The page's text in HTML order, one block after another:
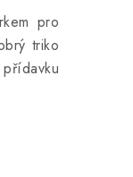
pro
triko